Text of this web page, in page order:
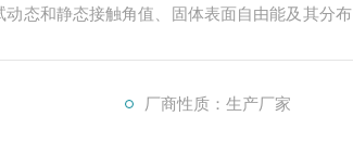
态和静态接触角值、固体表面自由能及其分
厂商性质：生产厂家